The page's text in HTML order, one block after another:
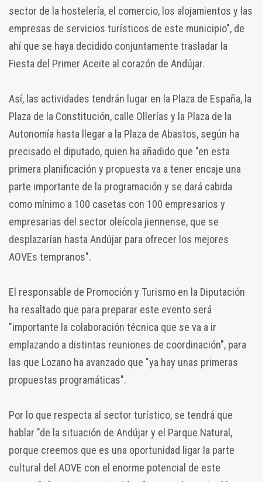
sector de la hostelería, el comercio, los alojamientos y las
empresas de servicios turísticos de este municipio", de
ahí que se haya decidido conjuntamente trasladar la
Fiesta del Primer Aceite al corazón de Andújar.
Así, las actividades tendrán lugar en la Plaza de España, la
Plaza de la Constitución, calle Ollerías y la Plaza de la
Autonomía hasta llegar a la Plaza de Abastos, según ha
precisado el diputado, quien ha añadido que "en esta
primera planificación y propuesta va a tener encaje una
parte importante de la programación y se dará cabida
como mínimo a 100 casetas con 100 empresarios y
empresarias del sector oleícola jiennense, que se
desplazarían hasta Andújar para ofrecer los mejores
AOVEs tempranos".
El responsable de Promoción y Turismo en la Diputación
ha resaltado que para preparar este evento será
"importante la colaboración técnica que se va a ir
emplazando a distintas reuniones de coordinación", para
las que Lozano ha avanzado que "ya hay unas primeras
propuestas programáticas".
Por lo que respecta al sector turístico, se tendrá que
hablar "de la situación de Andújar y el Parque Natural,
porque creemos que es una oportunidad ligar la parte
cultural del AOVE con el enorme potencial de este